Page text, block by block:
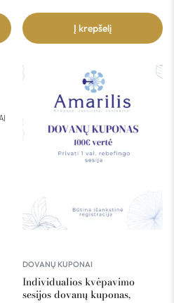
Į krepšelį
DOVANŲ KUPONAI
Individualios kvėpavimo
sesijos dovanų kuponas,